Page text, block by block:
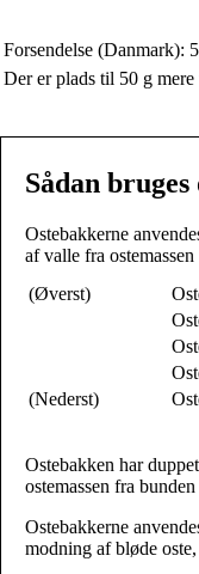
Forsendelse (Danmark):
Der er plads til 50 g mere
Sådan
Ostebakkerne
af valle fra ostemassen
(Øverst)
(Nederst)
Ostebakken har
ostemassen fra
Ostebakkerne
modning af bløde